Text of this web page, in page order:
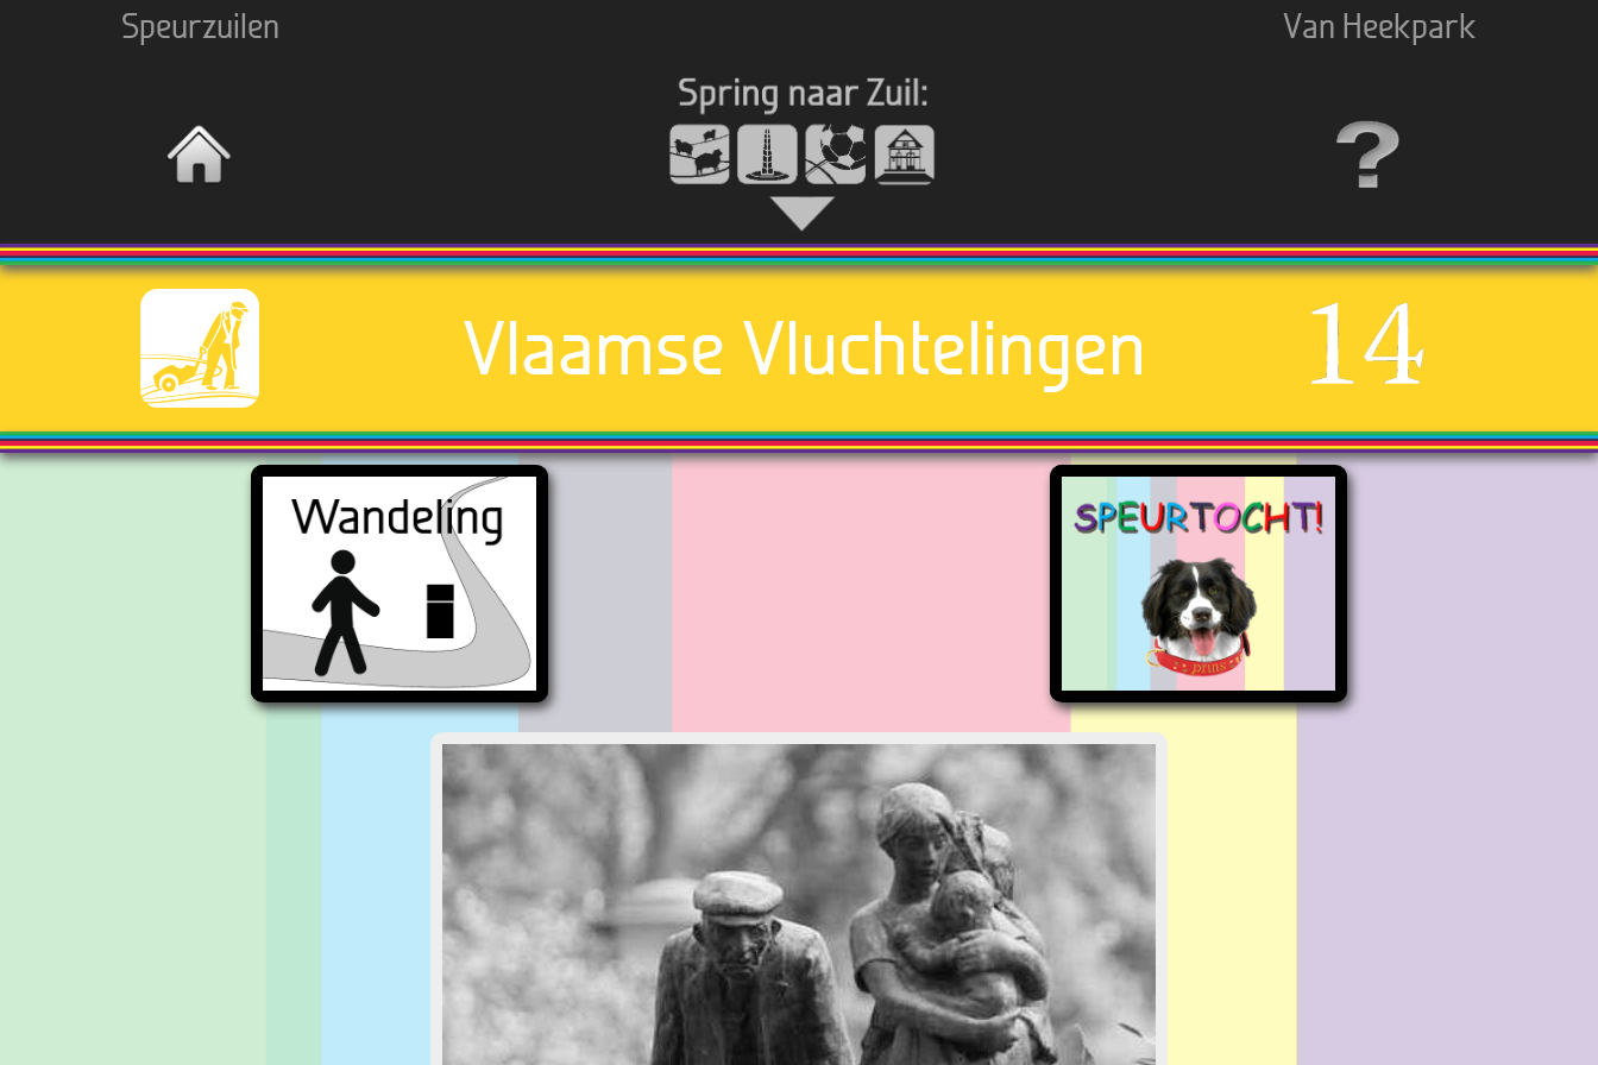
Speurzuilen Van Heekpark
Vlaamse Vluchtelingen